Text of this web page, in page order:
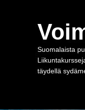
Suomalaista
täydellä